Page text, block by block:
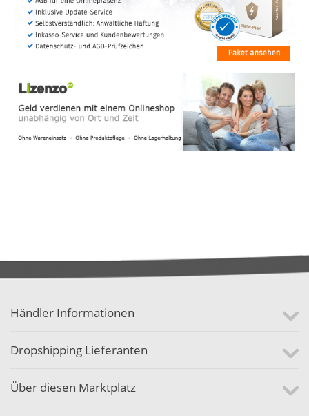
Händler Informationen
Dropshipping Lieferanten
Über diesen Marktplatz